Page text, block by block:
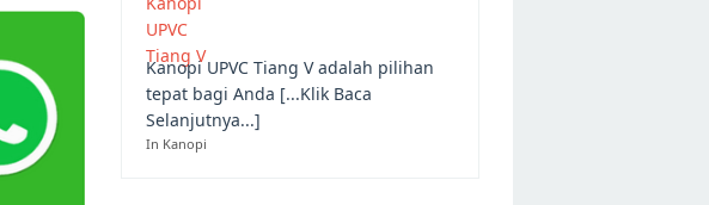
Kanopi UPVC Tiang V adalah pilihan
tepat bagi Anda [...Klik Baca
Selanjutnya...]
In Kanopi